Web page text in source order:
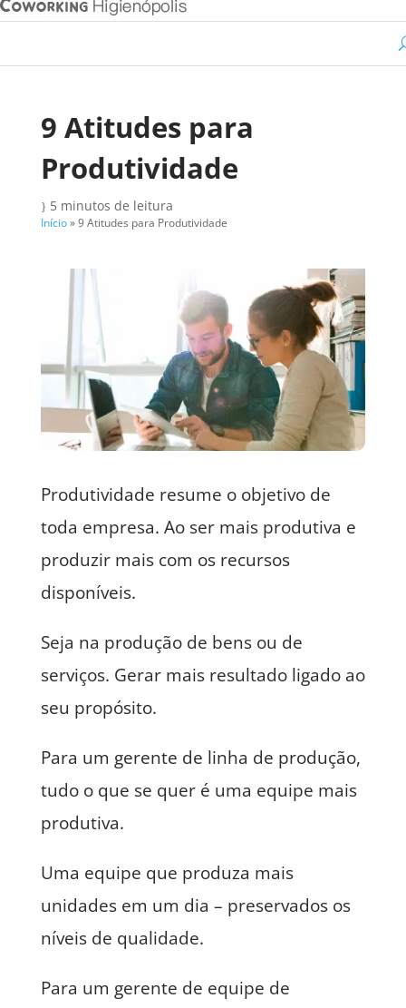
9 Atitudes para
Produtividade
} 5 minutos de leitura
Início»9 Atitudes para Produtividade
Produtividade resume o objetivo de
toda empresa. Ao ser mais produtiva e
produzir mais com os recursos
disponíveis.
Seja na produção de bens ou de
serviços. Gerar mais resultado ligado ao
seu propósito.
Para um gerente de linha de produção,
tudo o que se quer é uma equipe mais
produtiva.
Uma equipe que produza mais
unidades em um dia – preservados os
níveis de qualidade.
Para um gerente de equipe de